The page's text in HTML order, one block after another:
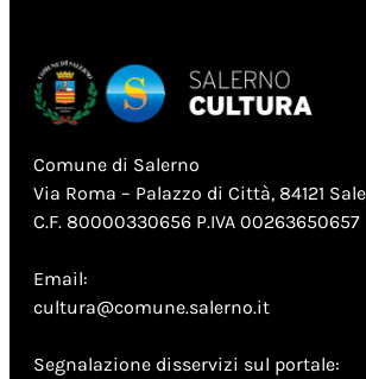
Comune di Salerno
Via Roma – Palazzo di Città, 84121
C.F. 80000330656 P.IVA 00263650657
Email:
cultura@comune.salerno.it
Segnalazione disservizi sul portale: